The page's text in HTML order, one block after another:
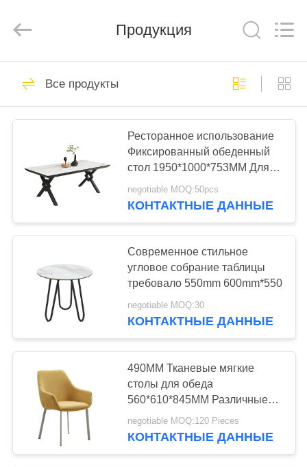
ДОМ
ПРОДУКТЫ
НАС
ПУТЕШЕСТВИЕ
ПРОВЕРКА
КАЧЕСТВА
КОНТАКТ
США
СПРОСИТЕ
ЦИТАТУ
Reserved.
Обеденный стол
расширения
Фиксированный
обеденный стол
27
закаленный
стеклянный
обеденный стол
Продукция
Все продукты
Ресторанное использование
Фиксированный обеденный
стол 1950*1000*753MM Для
дома
negotiable MOQ:50pcs
КОНТАКТНЫЕ ДАННЫЕ
Современное стильное
угловое собрание таблицы
требовало 550mm 600mm*550
negotiable MOQ:30
КОНТАКТНЫЕ ДАННЫЕ
490MM Тканевые мягкие
столы для обеда
560*610*845MM Различные
цвета
negotiable MOQ:120 Pieces
КОНТАКТНЫЕ ДАННЫЕ